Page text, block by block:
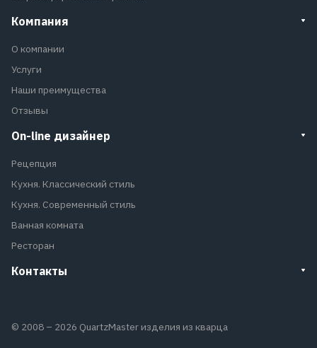
Компания
О компании
Услуги
Наши преимущества
Отзывы
On-line дизайнер
Рецепция
Кухня. Классический стиль
Кухня. Современный стиль
Ванная комната
Ресторан
Контакты
© 2008 – 2026 QuartzMaster изделия из кварца